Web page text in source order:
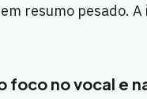
resumo pesado. A
foco no vocal e